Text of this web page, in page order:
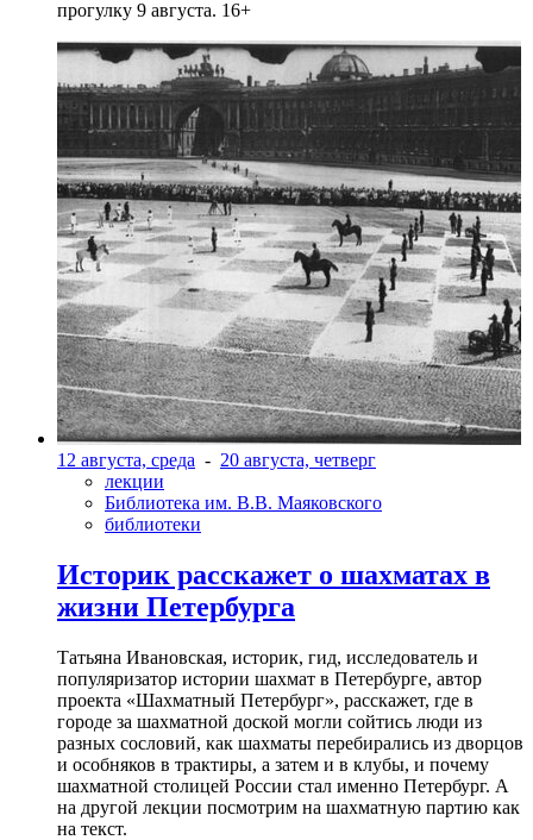
прогулку 9 августа. 16+
12 августа, среда - 20 августа, четверг
лекции
Библиотека им. В.В. Маяковского
библиотеки
Историк расскажет о шахматах в
жизни Петербурга
Татьяна Ивановская, историк, гид, исследователь и
популяризатор истории шахмат в Петербурге, автор
проекта «Шахматный Петербург», расскажет, где в
городе за шахматной доской могли сойтись люди из
разных сословий, как шахматы перебирались из дворцов
и особняков в трактиры, а затем и в клубы, и почему
шахматной столицей России стал именно Петербург. А
на другой лекции посмотрим на шахматную партию как
на текст.